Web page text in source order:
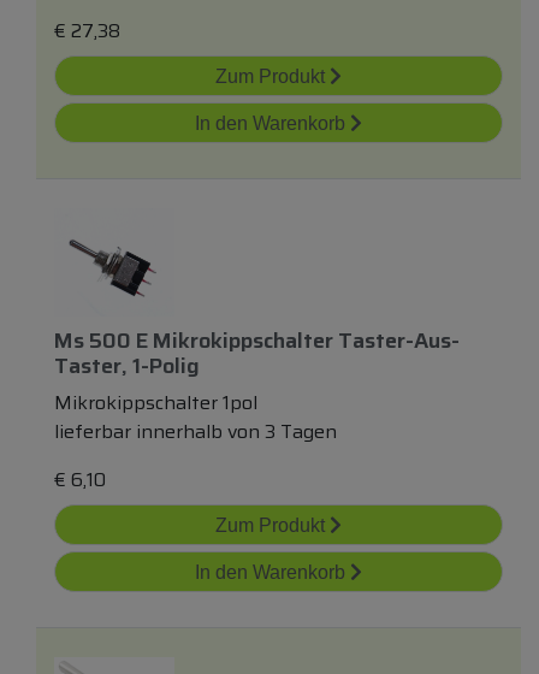
€ 27,38
Zum Produkt
In den Warenkorb
Ms 500 E Mikrokippschalter Taster-Aus-
Taster, 1-Polig
Mikrokippschalter 1pol
lieferbar innerhalb von 3 Tagen
€ 6,10
Zum Produkt
In den Warenkorb